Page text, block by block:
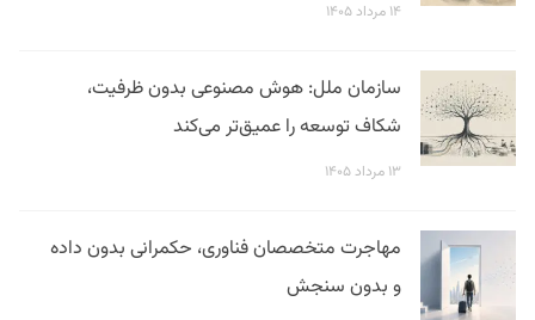
۱۴ مرداد ۱۴۰۵
سازمان ملل: هوش مصنوعی بدون ظرفیت،
شکاف توسعه را عمیق‌تر می‌کند
۱۳ مرداد ۱۴۰۵
مهاجرت متخصصان فناوری، حکمرانی بدون داده
و بدون سنجش